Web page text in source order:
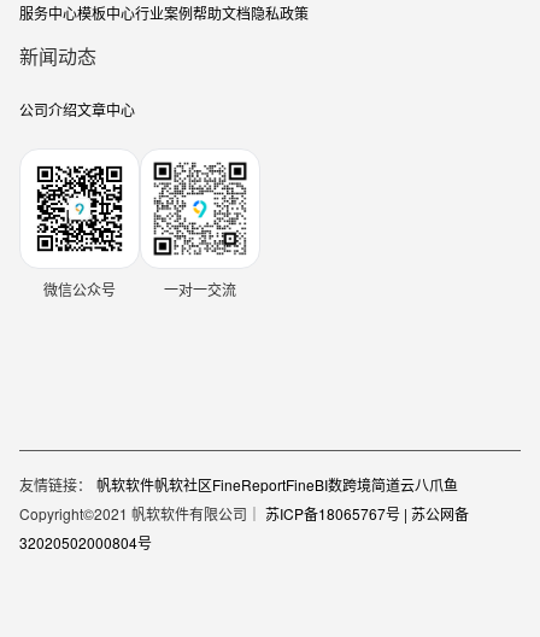
服务中心模板中心行业案例帮助文档隐私政策
新闻动态
公司介绍文章中心
微信公众号 一对一交流
友情链接： 帆软软件帆软社区FineReportFineBI数跨境简道云八爪鱼
Copyright©2021 帆软软件有限公司｜ 苏ICP备18065767号 | 苏公网备
32020502000804号